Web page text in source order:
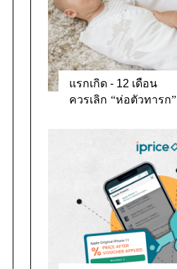
แรกเกิด - 12 เดือน
ควรเลิก “ห่อตัวทารก